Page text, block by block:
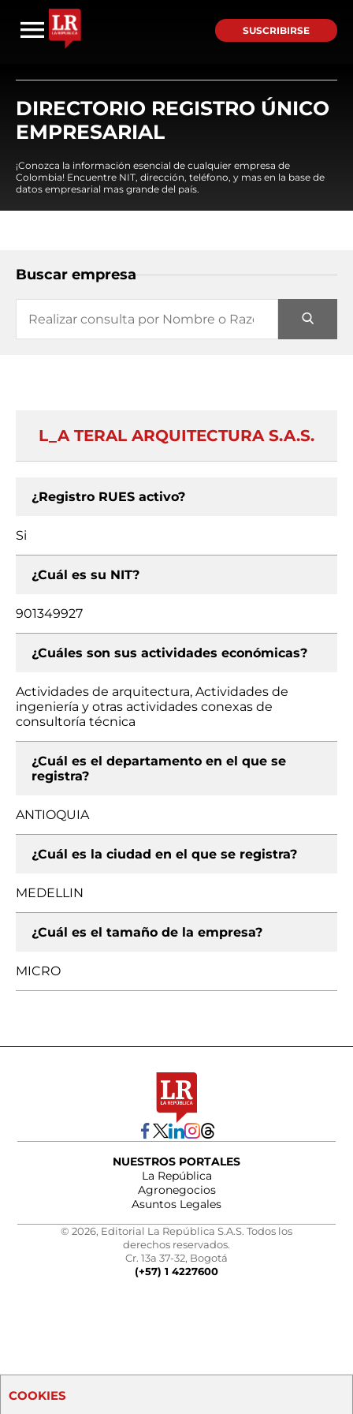
SUSCRIBIRSE
DIRECTORIO REGISTRO ÚNICO
EMPRESARIAL
¡Conozca la información esencial de cualquier empresa de
Colombia! Encuentre NIT, dirección, teléfono, y mas en la base de
datos empresarial mas grande del país.
Buscar empresa
L_A TERAL ARQUITECTURA S.A.S.
¿Registro RUES activo?
Si
¿Cuál es su NIT?
901349927
¿Cuáles son sus actividades económicas?
Actividades de arquitectura, Actividades de
ingeniería y otras actividades conexas de
consultoría técnica
¿Cuál es el departamento en el que se
registra?
ANTIOQUIA
¿Cuál es la ciudad en el que se registra?
MEDELLIN
¿Cuál es el tamaño de la empresa?
MICRO
NUESTROS PORTALES
La República
Agronegocios
Asuntos Legales
© 2026, Editorial La República S.A.S. Todos los
derechos reservados.
Cr. 13a 37-32, Bogotá
(+57) 1 4227600
COOKIES